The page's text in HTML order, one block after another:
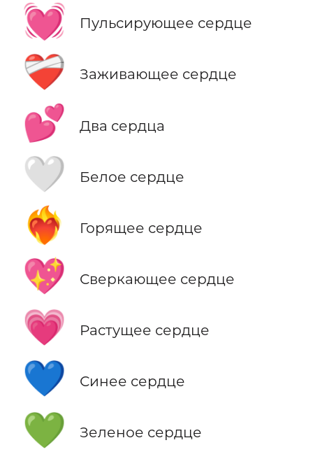
💓 Пульсирующее сердце
❤️‍🩹 Заживающее сердце
💕 Два сердца
🤍 Белое сердце
❤️‍🔥 Горящее сердце
💖 Сверкающее сердце
💗 Растущее сердце
💙 Синее сердце
💚 Зеленое сердце